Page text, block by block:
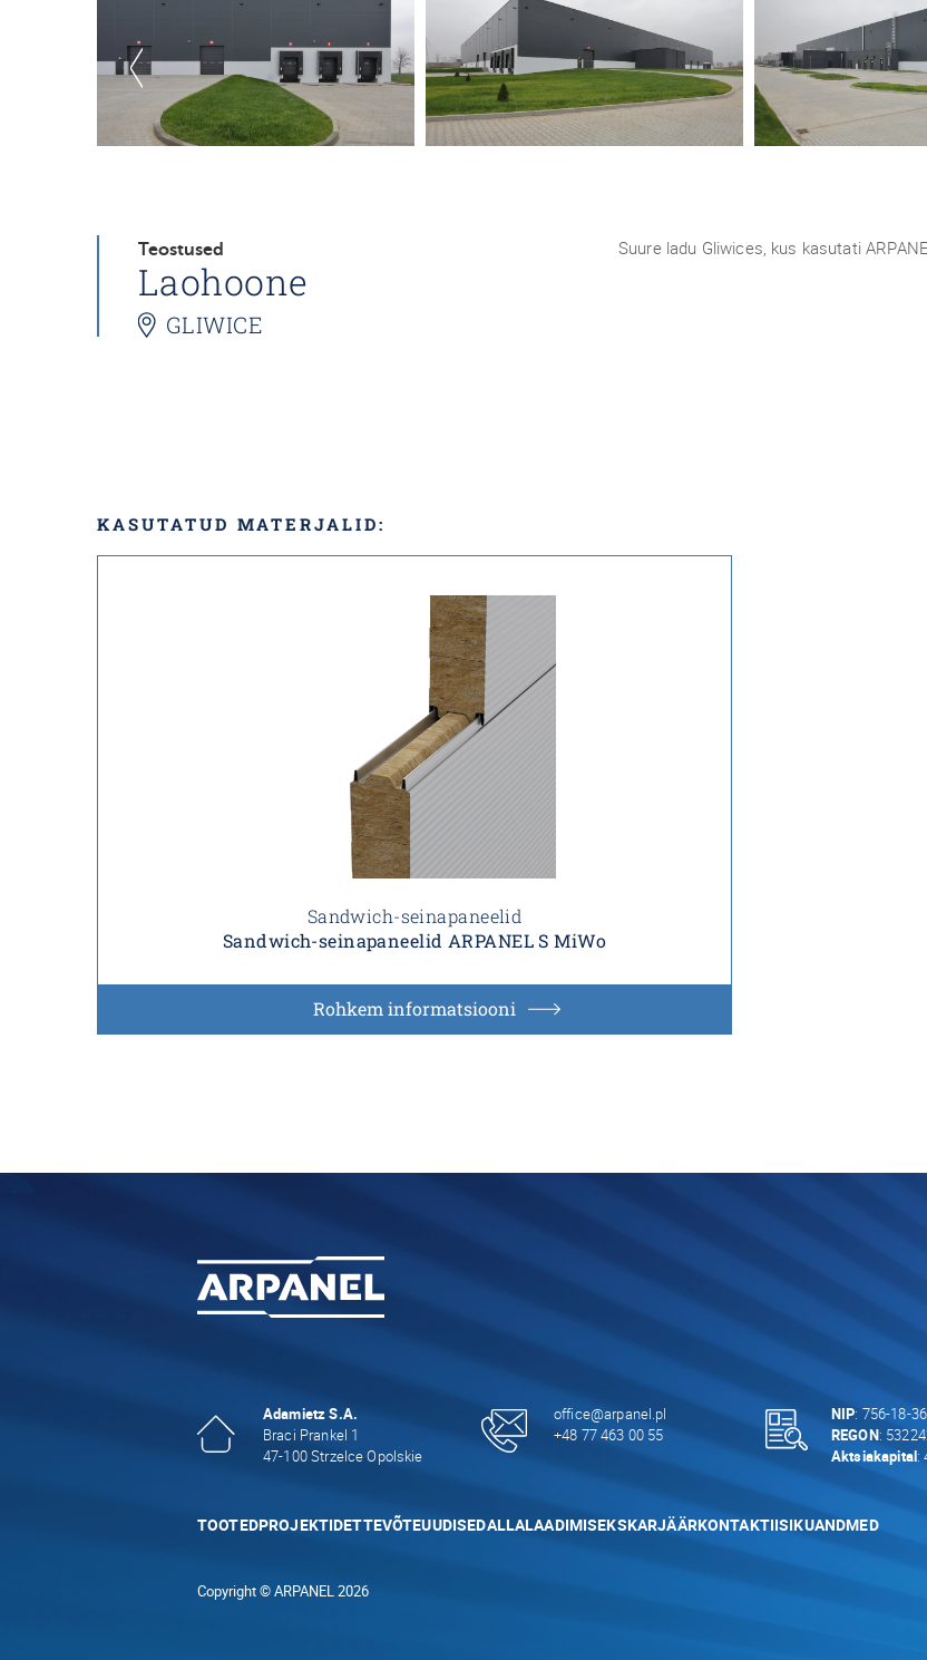
Teostused
Laohoone
GLIWICE
Suure ladu Gliwices, kus kasutati
KASUTATUD MATERJALID:
Sandwich-seinapaneelid
Sandwich-seinapaneelid ARPANEL S MiWo
Rohkem informatsiooni
Adamietz S.A.
Braci Prankel 1
47-100 Strzelce Opolskie
office@arpanel.pl
+48 77 463 00 55
NIP: 756-18-
REGON:
Aktsiakapital:
TOOTEDPROJEKTIDETTEVÕTEUUDISEDALLALAADIMISEKSKARJÄÄRKONTAKTIISIKUANDMED
Copyright © ARPANEL 2026